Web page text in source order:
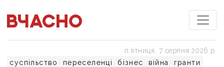
суспільство переселенці бізнес війна
гранти
пʼятниця, 7 серпня 2026 р.